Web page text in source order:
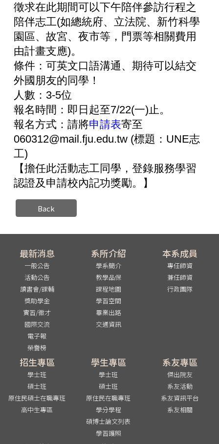
徵求在此期間可以下午陪伴參訪行程之
陪伴志工(如總統府、立法院、新竹科學
園區、故宮、夜市等，門票等相關費用
由計畫支應)。
條件：可英文口語溝通、期待可以結交
外國朋友的同學！
人數：3-5位
報名時間：即日起至7/22(一)止。
報名方式：請將申請表寄至
060312@mail.fju.edu.tw (標題：UNE志
工)
【擔任此活動志工同學，登錄服務學習
認證及申請校內記功獎勵。】
Back
最新消息
一般公告
活動公告
讀書會/課輔
獎助學金
實習/徵才
國際交流
電子報
榮譽榜
系所介紹
學系簡介
教學品保
課程地圖
學習空間
畢業出路
交通資訊
本系成員
專任師資
兼任師資
行政團隊
招生專區
學士班
碩士班
原住民碩士在職專班
高中生專區
學生專區
學士班
碩士班
原住民在職專班
學分學程
碩博士論文列表
學習護照
系友專區
傑出院友
系友活動
系友資訊平台
系友相關